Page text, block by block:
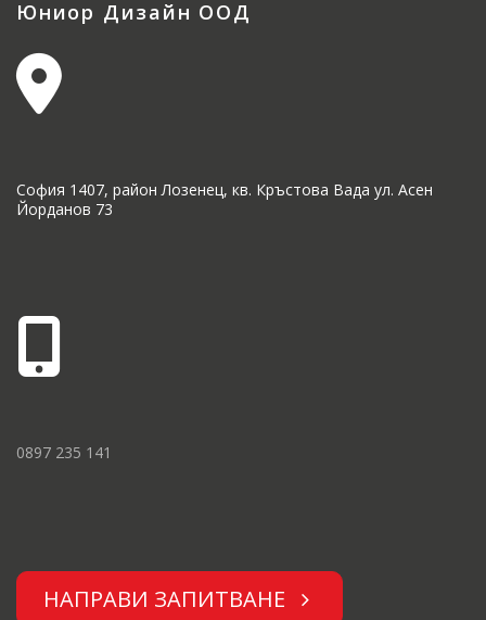
Юниор Дизайн ООД
София 1407, район Лозенец, кв. Кръстова Вада ул. Асен
Йорданов 73
0897 235 141
НАПРАВИ ЗАПИТВАНЕ